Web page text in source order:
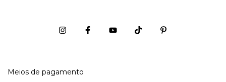
Meios de pagamento